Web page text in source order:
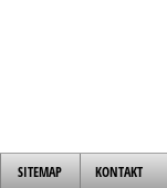
SITEMAP KONTAKT